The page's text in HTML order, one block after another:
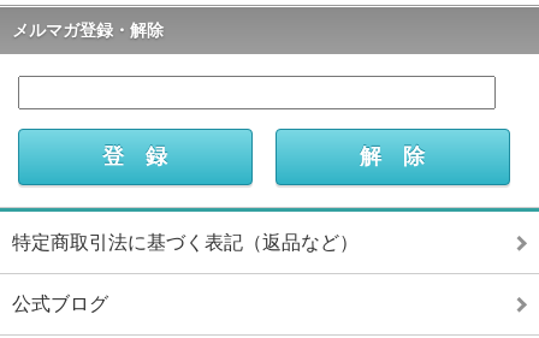
メルマガ登録・解除
特定商取引法に基づく表記（返品など）
公式ブログ